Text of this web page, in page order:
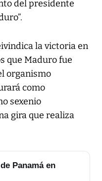
del presidente
la victoria en
que Maduro fue
organismo
como
sexenio
gira que realiza
Panamá en